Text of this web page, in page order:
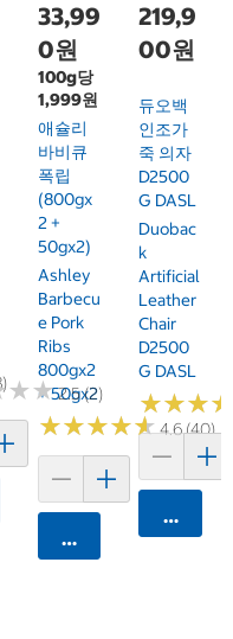
★★
★★2.5 (2)
담기
33,99
0원
100g당
1,999원
애슐리
바비큐
폭립
(800gx
2 +
50gx2)
Ashley
Barbecu
E Pork
Ribs
800gx2
+ 50gx2
★★★★★
★★★★★4.6 (40)
카트에 담기
219,9
00원
듀오백
인조가
죽 의자
D2500
G DASL
Duobac
K
Artificial
Leather
Chair
D2500
G DASL
★★★
★★★
카트에